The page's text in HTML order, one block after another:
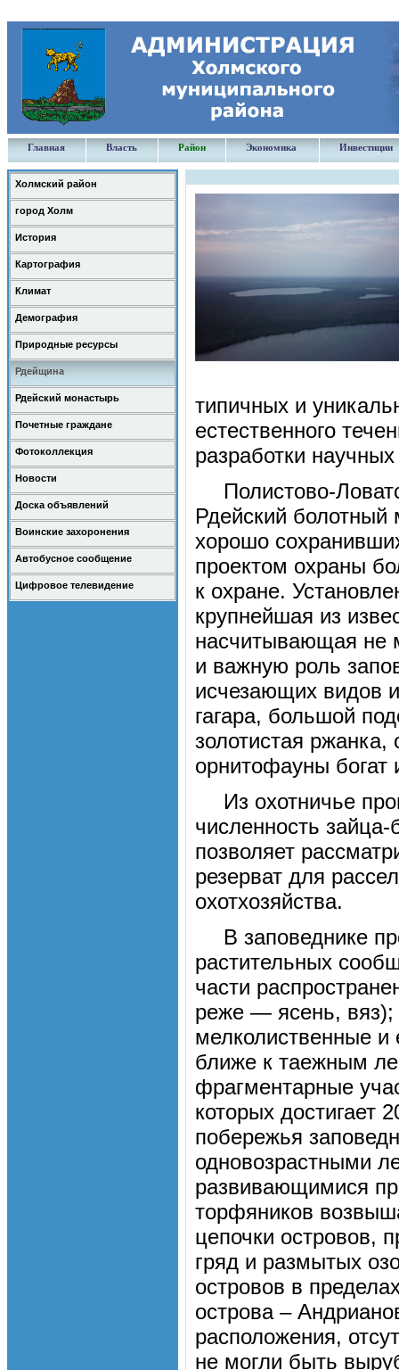
Главная Власть Район Экономика Инвестиции
Холмский район
город Холм
История
Картография
Климат
Демография
Природные ресурсы
Рдейщина
Рдейский монастырь
Почетные граждане
Фотоколлекция
Новости
Доска объявлений
Воинские захоронения
Автобусное сообщение
Цифровое телевидение
типичных и
естественного
разработки
Полистово-
Рдейский болотный
хорошо
проектом охраны
к охране.
крупнейшая из
насчитывающая не
и важную роль
исчезающих видов
гагара, большой
золотистая
орнитофауны богат
Из охотничье
численность
позволяет
резерват для
охотхозяйства.
В заповеднике
растительных
части
реже — ясень, вяз);
мелколиственные и
ближе к таежным
фрагментарные
которых достигает
побережья
одновозрастными
развивающимися
торфяников
цепочки островов,
гряд и размытых
островов в
острова –
расположения,
не могли быть